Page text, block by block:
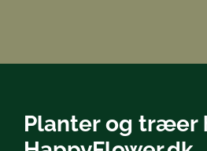
Planter og træer